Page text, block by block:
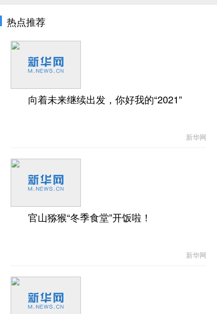
热点推荐
向着未来继续出发，你好我的“2021”
新华网
官山猕猴“冬季食堂”开饭啦！
新华网